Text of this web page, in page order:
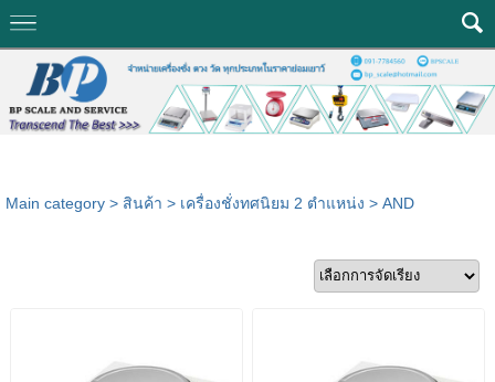
Main category> สินค้า > เครื่องชั่งทศนิยม 2 ตำแหน่ง > AND